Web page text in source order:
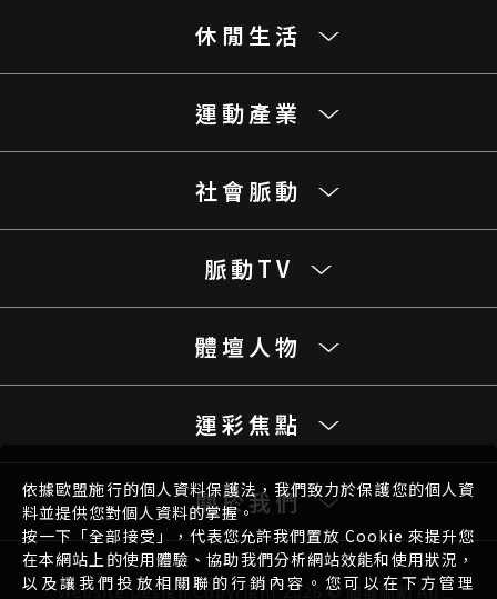
休閒生活
運動產業
社會脈動
脈動TV
體壇人物
運彩焦點
關於我們
Website DesignCopyright 2026 © 體壇脈動 All
依據歐盟施行的個人資料保護法，我們致力於保護您的個人資
料並提供您對個人資料的掌握。
按一下「全部接受」，代表您允許我們置放 Cookie 來提升您
在本網站上的使用體驗、協助我們分析網站效能和使用狀況，
以及讓我們投放相關聯的行銷內容。您可以在下方管理